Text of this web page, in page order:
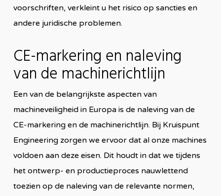
voorschriften, verkleint u het risico op sancties en
andere juridische problemen.
CE-markering en naleving
van de machinerichtlijn
Een van de belangrijkste aspecten van
machineveiligheid in Europa is de naleving van de
CE-markering en de machinerichtlijn. Bij Kruispunt
Engineering zorgen we ervoor dat al onze machines
voldoen aan deze eisen. Dit houdt in dat we tijdens
het ontwerp- en productieproces nauwlettend
toezien op de naleving van de relevante normen,